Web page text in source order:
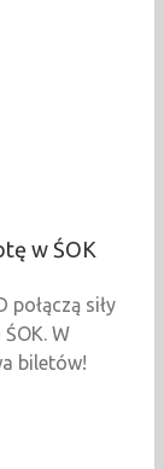
w ŚOK
połączą siły
W
biletów!